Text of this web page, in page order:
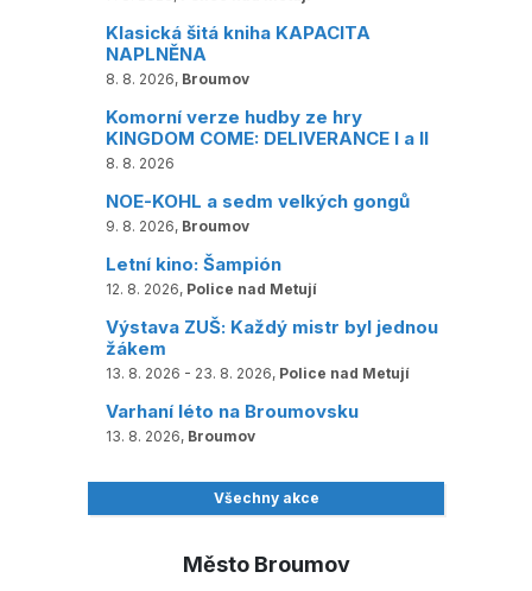
Klasická šitá kniha KAPACITA
NAPLNĚNA
8. 8. 2026, Broumov
Komorní verze hudby ze hry
KINGDOM COME: DELIVERANCE I a II
8. 8. 2026
NOE-KOHL a sedm velkých gongů
9. 8. 2026, Broumov
Letní kino: Šampión
12. 8. 2026, Police nad Metují
Výstava ZUŠ: Každý mistr byl jednou
žákem
13. 8. 2026 - 23. 8. 2026, Police nad Metují
Varhaní léto na Broumovsku
13. 8. 2026, Broumov
Všechny akce
Město Broumov